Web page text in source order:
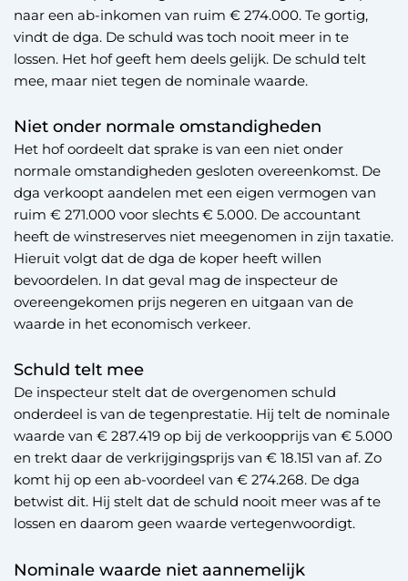
naar een ab-inkomen van ruim € 274.000. Te gortig,
vindt de dga. De schuld was toch nooit meer in te
lossen. Het hof geeft hem deels gelijk. De schuld telt
mee, maar niet tegen de nominale waarde.
Niet onder normale omstandigheden
Het hof oordeelt dat sprake is van een niet onder
normale omstandigheden gesloten overeenkomst. De
dga verkoopt aandelen met een eigen vermogen van
ruim € 271.000 voor slechts € 5.000. De accountant
heeft de winstreserves niet meegenomen in zijn taxatie.
Hieruit volgt dat de dga de koper heeft willen
bevoordelen. In dat geval mag de inspecteur de
overeengekomen prijs negeren en uitgaan van de
waarde in het economisch verkeer.
Schuld telt mee
De inspecteur stelt dat de overgenomen schuld
onderdeel is van de tegenprestatie. Hij telt de nominale
waarde van € 287.419 op bij de verkoopprijs van € 5.000
en trekt daar de verkrijgingsprijs van € 18.151 van af. Zo
komt hij op een ab-voordeel van € 274.268. De dga
betwist dit. Hij stelt dat de schuld nooit meer was af te
lossen en daarom geen waarde vertegenwoordigt.
Nominale waarde niet aannemelijk